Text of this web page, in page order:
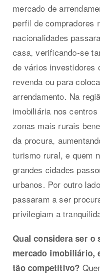
mercado de
perfil de compradores
nacionalidades
casa, verificando-se
de vários investidores
revenda ou para
arrendamento. Na
imobiliária nos
zonas mais rurais
da procura,
turismo rural, e quem
grandes cidades
urbanos. Por outro
passaram a ser
privilegiam a
Qual considera ser o
mercado imobiliário,
tão competitivo?